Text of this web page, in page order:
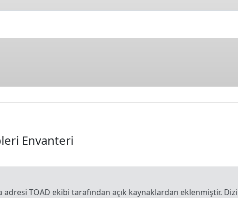
Envanteri
adresi TOAD ekibi tarafından açık kaynaklardan eklenmiştir.